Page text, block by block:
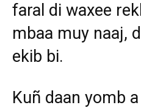
faral di waxee
mbaa muy naaj,
ekib bi.
Kuñ daan yomb